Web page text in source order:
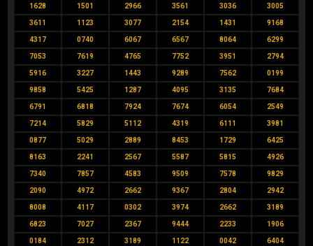
1628 1501 2966 3561 3036 3005
3611 1123 3077 2154 1431 9168
4317 0740 6067 6567 8064 6299
7053 7619 4765 7752 3951 2794
5916 3227 1443 9289 7562 0199
9858 5425 1287 4095 3135 7684
6791 6818 7924 7674 6054 2549
7214 5829 5112 4319 6111 3981
0877 5029 2889 8453 1729 6425
8163 2241 2567 5587 5815 4926
7340 7857 4583 9509 7578 9829
2090 4972 2662 9367 2804 2942
8008 4117 0302 3974 2662 3189
6823 7027 2367 9444 2233 1906
0184 2312 3189 1122 0042 6404